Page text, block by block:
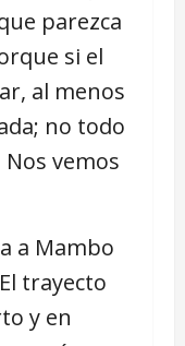
parezca
si el
al menos
no todo
vemos
a Mambo
trayecto
y en